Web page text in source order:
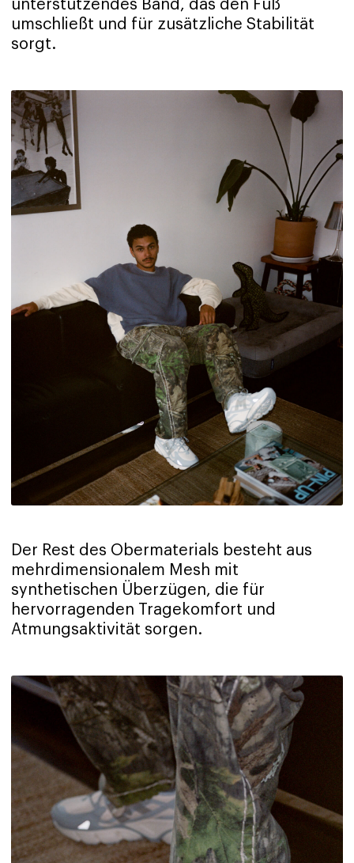
unterstützendes Band, das den Fuß
umschließt und für zusätzliche Stabilität
sorgt.
Der Rest des Obermaterials besteht aus
mehrdimensionalem Mesh mit
synthetischen Überzügen, die für
hervorragenden Tragekomfort und
Atmungsaktivität sorgen.